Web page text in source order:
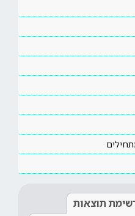
תוצאות